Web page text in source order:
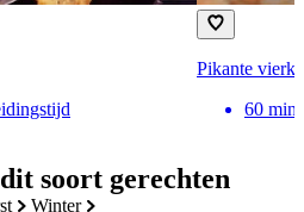
soort gerechten
winter
Pikante
60 min